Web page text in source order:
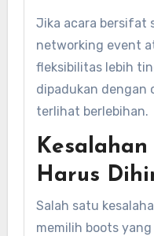
Jika acara bersifat
networking event
fleksibilitas lebih
dipadukan dengan
terlihat berlebihan.
Harus
Salah satu
memilih boots